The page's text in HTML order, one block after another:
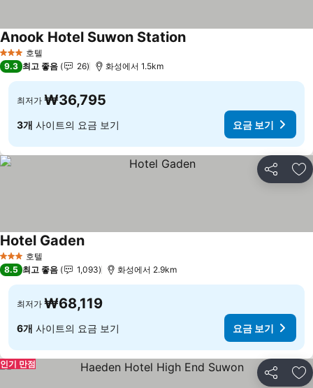
3 성급 호텔
Anook Hotel Suwon Station요금 보기
9.3 최고 좋음 26 화성에서 1.5km
최저가 ₩36,795
3개 사이트의 요금 보기 요금 보기
공유 즐
3 성급 호텔
Hotel Gaden요금 보기
8.5 최고 좋음 1,093 화성에서 2.9km
최저가 ₩68,119
6개 사이트의 요금 보기 요금 보기
공유 즐
인기 만점